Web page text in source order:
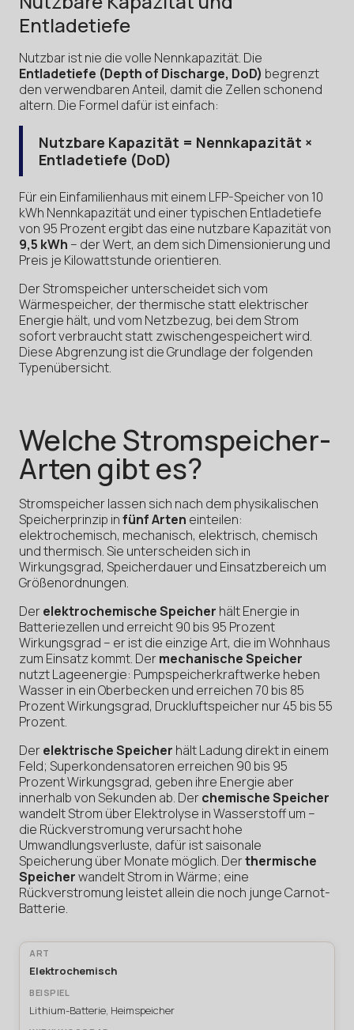
Entladetiefe
Nutzbar ist nie die volle Nennkapazität. Die
Entladetiefe (Depth of Discharge, DoD) begrenzt
den verwendbaren Anteil, damit die Zellen schonend
altern. Die Formel dafür ist einfach:
Nutzbare Kapazität = Nennkapazität ×
Entladetiefe (DoD)
Für ein Einfamilienhaus mit einem LFP-Speicher von 10
kWh Nennkapazität und einer typischen Entladetiefe
von 95 Prozent ergibt das eine nutzbare Kapazität von
9,5 kWh – der Wert, an dem sich Dimensionierung und
Preis je Kilowattstunde orientieren.
Der Stromspeicher unterscheidet sich vom
Wärmespeicher, der thermische statt elektrischer
Energie hält, und vom Netzbezug, bei dem Strom
sofort verbraucht statt zwischengespeichert wird.
Diese Abgrenzung ist die Grundlage der folgenden
Typenübersicht.
Welche Stromspeicher-
Arten gibt es?
Stromspeicher lassen sich nach dem physikalischen
Speicherprinzip infünf Arten einteilen:
elektrochemisch, mechanisch, elektrisch, chemisch
und thermisch. Sie unterscheiden sich in
Wirkungsgrad, Speicherdauer und Einsatzbereich um
Größenordnungen.
Derelektrochemische Speicher hält Energie in
Batteriezellen und erreicht 90 bis 95 Prozent
Wirkungsgrad – er ist die einzige Art, die im Wohnhaus
zum Einsatz kommt. Dermechanische Speicher
nutzt Lageenergie: Pumpspeicherkraftwerke heben
Wasser in ein Oberbecken und erreichen 70 bis 85
Prozent Wirkungsgrad, Druckluftspeicher nur 45 bis 55
Prozent.
Derelektrische Speicher hält Ladung direkt in einem
Feld; Superkondensatoren erreichen 90 bis 95
Prozent Wirkungsgrad, geben ihre Energie aber
innerhalb von Sekunden ab. Derchemische Speicher
wandelt Strom über Elektrolyse in Wasserstoff um –
die Rückverstromung verursacht hohe
Umwandlungsverluste, dafür ist saisonale
Speicherung über Monate möglich. Derthermische
Speicherwandelt Strom in Wärme; eine
Rückverstromung leistet allein die noch junge Carnot-
Batterie.
Elektrochemisch
Lithium-Batterie, Heimspeicher